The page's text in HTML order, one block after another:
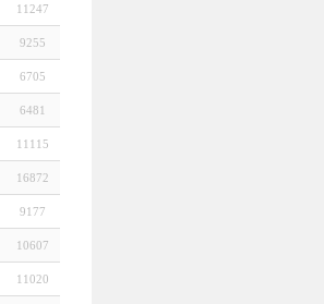
11247
9255
6705
6481
11115
16872
9177
10607
11020